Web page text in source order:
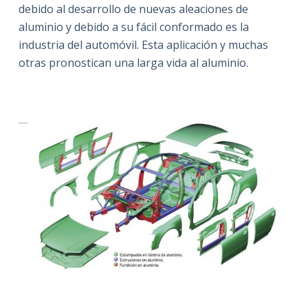
debido al desarrollo de nuevas aleaciones de
aluminio y debido a su fácil conformado es la
industria del automóvil. Esta aplicación y muchas
otras pronostican una larga vida al aluminio.